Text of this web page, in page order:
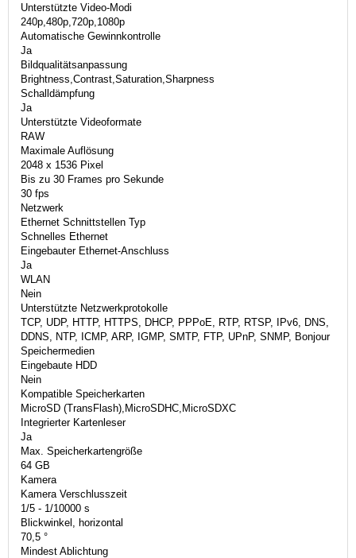
Unterstützte Video-Modi
240p,480p,720p,1080p
Automatische Gewinnkontrolle
Ja
Bildqualitätsanpassung
Brightness,Contrast,Saturation,Sharpness
Schalldämpfung
Ja
Unterstützte Videoformate
RAW
Maximale Auflösung
2048 x 1536 Pixel
Bis zu 30 Frames pro Sekunde
30 fps
Netzwerk
Ethernet Schnittstellen Typ
Schnelles Ethernet
Eingebauter Ethernet-Anschluss
Ja
WLAN
Nein
Unterstützte Netzwerkprotokolle
TCP, UDP, HTTP, HTTPS, DHCP, PPPoE, RTP, RTSP, IPv6, DNS,
DDNS, NTP, ICMP, ARP, IGMP, SMTP, FTP, UPnP, SNMP, Bonjour
Speichermedien
Eingebaute HDD
Nein
Kompatible Speicherkarten
MicroSD (TransFlash),MicroSDHC,MicroSDXC
Integrierter Kartenleser
Ja
Max. Speicherkartengröße
64 GB
Kamera
Kamera Verschlusszeit
1/5 - 1/10000 s
Blickwinkel, horizontal
70,5 °
Mindest Ablichtung